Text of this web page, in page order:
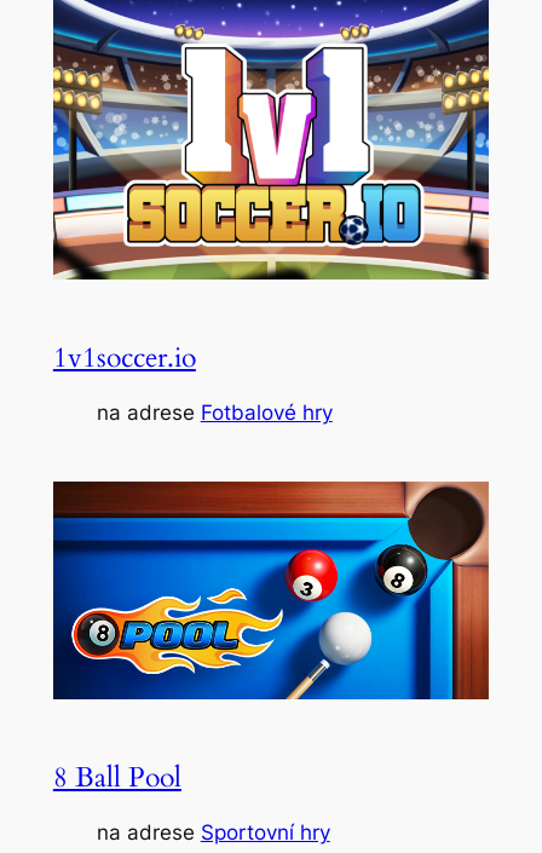
1v1soccer.io
na adrese Fotbalové hry
8 Ball Pool
na adrese Sportovní hry